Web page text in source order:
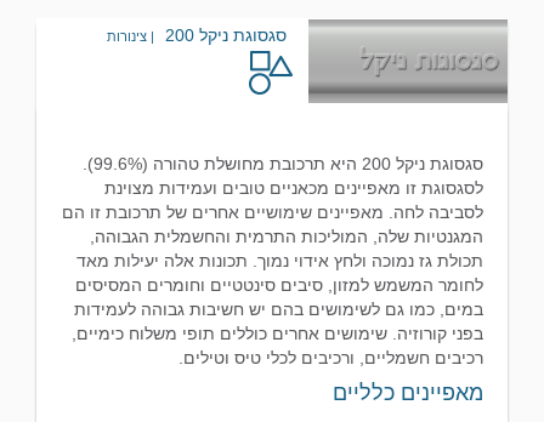
סגסוגת ניקל 200 | צינורות
סגסוגת ניקל 200 היא תרכובת מחושלת טהורה (99.6%).
לסגסוגת זו מאפיינים מכאניים טובים ועמידות מצוינת
לסביבה לחה. מאפיינים שימושיים אחרים של תרכובת זו הם
המגנטיות שלה, המוליכות התרמית והחשמלית הגבוהה,
תכולת גז נמוכה ולחץ אידוי נמוך. תכונות אלה יעילות מאד
לחומר המשמש למזון, סיבים סינטטיים וחומרים המסיסים
במים, כמו גם לשימושים בהם יש חשיבות גבוהה לעמידות
בפני קורוזיה. שימושים אחרים כוללים תופי משלוח כימיים,
רכיבים חשמליים, ורכיבים לכלי טיס וטילים.
מאפיינים כלליים